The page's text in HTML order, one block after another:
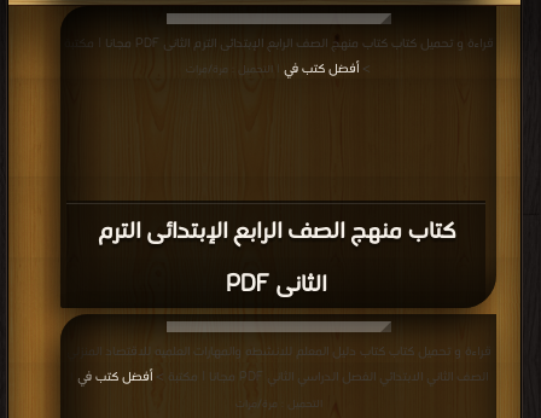
كتاب منهج الصف الرابع الإبتدائى الترم
الثانى PDF
قراءة و تحميل كتاب كتاب منهج الصف الرابع الإبتدائى الترم الثانى PDF مجانا | مكتبة
>أفضل كتب في | التحميل : مرة/مرات
قراءة و تحميل كتاب كتاب دليل المعلم للانشطه والمهارات العلميه للاقتصاد المنزلي
الصف الثاني الابتدائي الفصل الدراسي الثاني PDF مجانا | مكتبة >
أفضل كتب في
التحميل : مرة/مرات